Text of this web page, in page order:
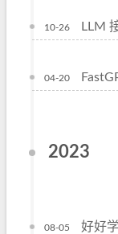
10-26 LLM
04-20
2023
08-05 好好